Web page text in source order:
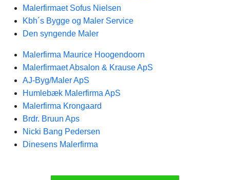
Malerfirmaet Sofus Nielsen
Kbh´s Bygge og Maler Service
Den syngende Maler
Malerfirma Maurice Hoogendoorn
Malerfirmaet Absalon & Krause ApS
AJ-Byg/Maler ApS
Humlebæk Malerfirma ApS
Malerfirma Krongaard
Brdr. Bruun Aps
Nicki Bang Pedersen
Dinesens Malerfirma